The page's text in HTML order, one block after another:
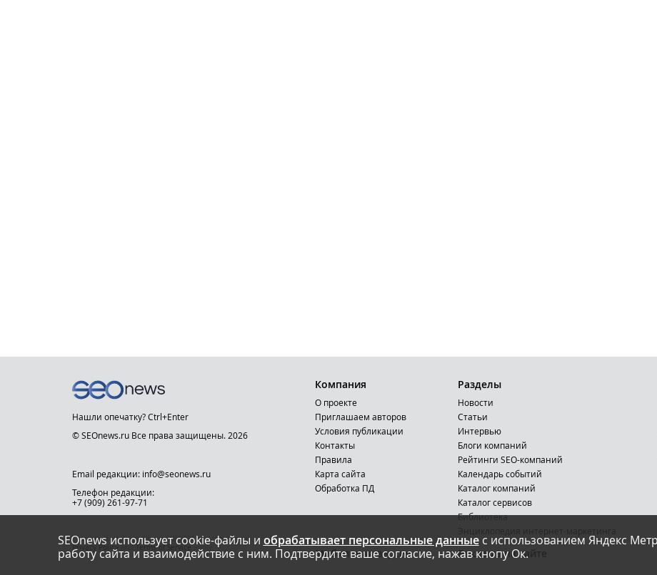
SEOnews использует cookie-файлы и обрабатывает персональные данныес использованием Яндекс
работу сайта и взаимодействие с ним. Подтвердите ваше согласие, нажав кнопу Ок.
Нашли опечатку? Ctrl+Enter
© SEOnews.ru Все права защищены. 2026
Email редакции: info@seonews.ru
Телефон редакции:
+7 (909) 261-97-71
This site is protected by reCAPTCHA and the Google
Privacy Policyand Terms of Serviceapply.
Компания
О проекте
Приглашаем авторов
Условия публикации
Контакты
Правила
Карта сайта
Обработка ПД
Мобильная версия
Разделы
Новости
Статьи
Интервью
Блоги компаний
Рейтинги SEO-компаний
Календарь событий
Каталог компаний
Каталог сервисов
Библиотека
Реклама на сайте